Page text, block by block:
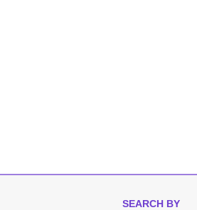
SEARCH BY